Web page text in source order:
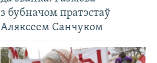
з бубначом пратэстаў
Аляксеем Санчуком